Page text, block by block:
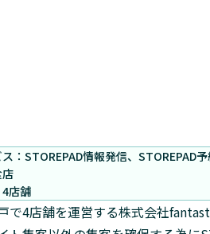
：STOREPAD情報発信、STOREPAD
店舗
で4店舗を運営する株式会社